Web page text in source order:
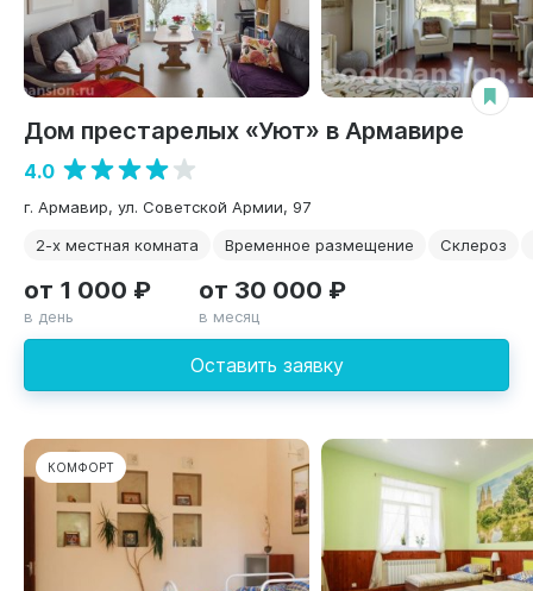
Дом престарелых «Уют» в Армавире
4.0
г. Армавир, ул. Советской Армии, 97
2-х местная комната
Временное размещение Склероз
Оставить заявку
от 1 000 ₽
в день
от 30 000 ₽
в месяц
КОМФОРТ